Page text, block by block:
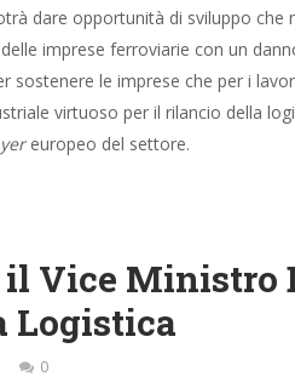
dare opportunità di sviluppo che
imprese ferroviarie con un
le imprese che per i
virtuoso per il rilancio della
europeo del settore.
il Vice Ministro
Logistica
0